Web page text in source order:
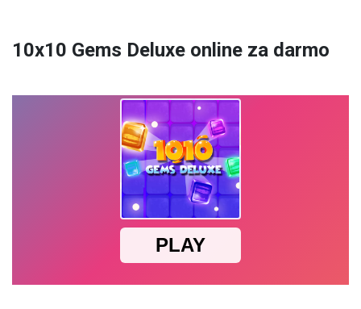
10x10 Gems Deluxe online za darmo